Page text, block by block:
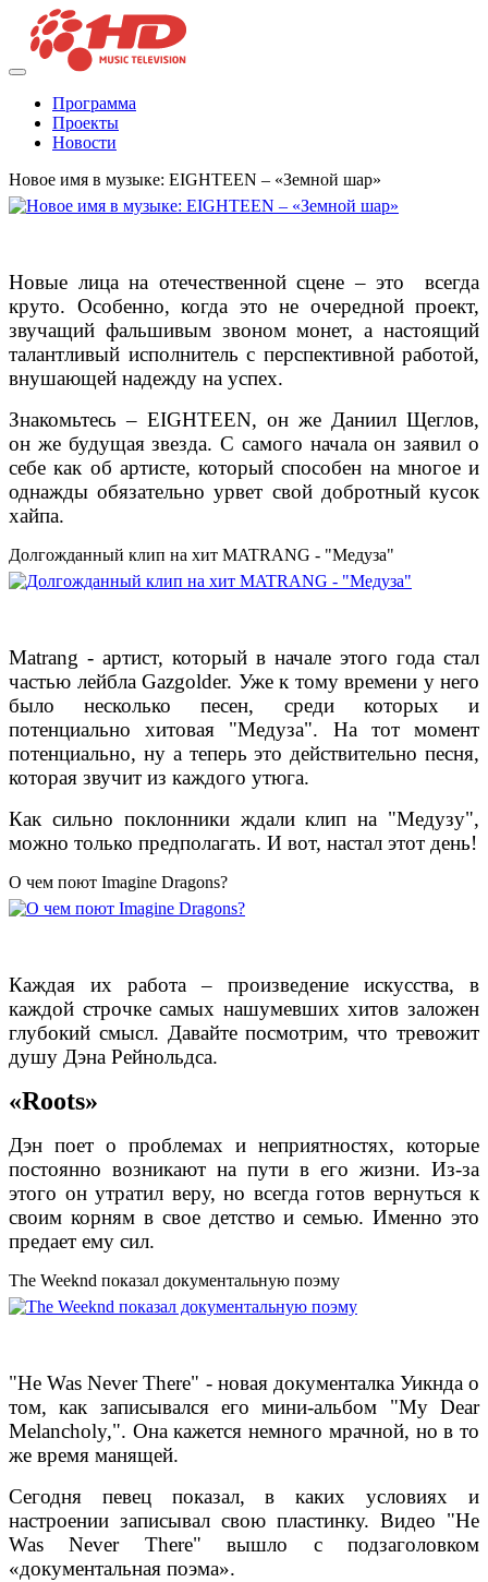
Программа
Проекты
Новости
Новое имя в музыке: EIGHTEEN – «Земной шар»
Новые лица на отечественной сцене – это всегда
круто. Особенно, когда это не очередной проект,
звучащий фальшивым звоном монет, а настоящий
талантливый исполнитель с перспективной работой,
внушающей надежду на успех.
Знакомьтесь – EIGHTEEN, он же Даниил Щеглов,
он же будущая звезда. С самого начала он заявил о
себе как об артисте, который способен на многое и
однажды обязательно урвет свой добротный кусок
хайпа.
Долгожданный клип на хит MATRANG - "Медуза"
Matrang - артист, который в начале этого года стал
частью лейбла Gazgolder. Уже к тому времени у него
было несколько песен, среди которых и
потенциально хитовая "Медуза". На тот момент
потенциально, ну а теперь это действительно песня,
которая звучит из каждого утюга.
Как сильно поклонники ждали клип на "Медузу",
можно только предполагать. И вот, настал этот день!
О чем поют Imagine Dragons?
Каждая их работа – произведение искусства, в
каждой строчке самых нашумевших хитов заложен
глубокий смысл. Давайте посмотрим, что тревожит
душу Дэна Рейнольдса.
«Roots»
Дэн поет о проблемах и неприятностях, которые
постоянно возникают на пути в его жизни. Из-за
этого он утратил веру, но всегда готов вернуться к
своим корням в свое детство и семью. Именно это
предает ему сил.
The Weeknd показал документальную поэму
"He Was Never There" - новая документалка Уикнда о
том, как записывался его мини-альбом "My Dear
Melancholy,". Она кажется немного мрачной, но в то
же время манящей.
Сегодня певец показал, в каких условиях и
настроении записывал свою пластинку. Видео "He
Was Never There" вышло с подзаголовком
«документальная поэма».